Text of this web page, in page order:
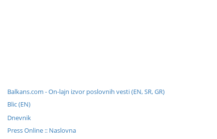
Balkans.com - On-lajn izvor poslovnih vesti (EN, SR, GR)
Blic (EN)
Dnevnik
Press Online :: Naslovna